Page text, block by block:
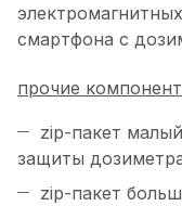
смартфона с
прочие
zip-пакет
защиты
zip-пакет